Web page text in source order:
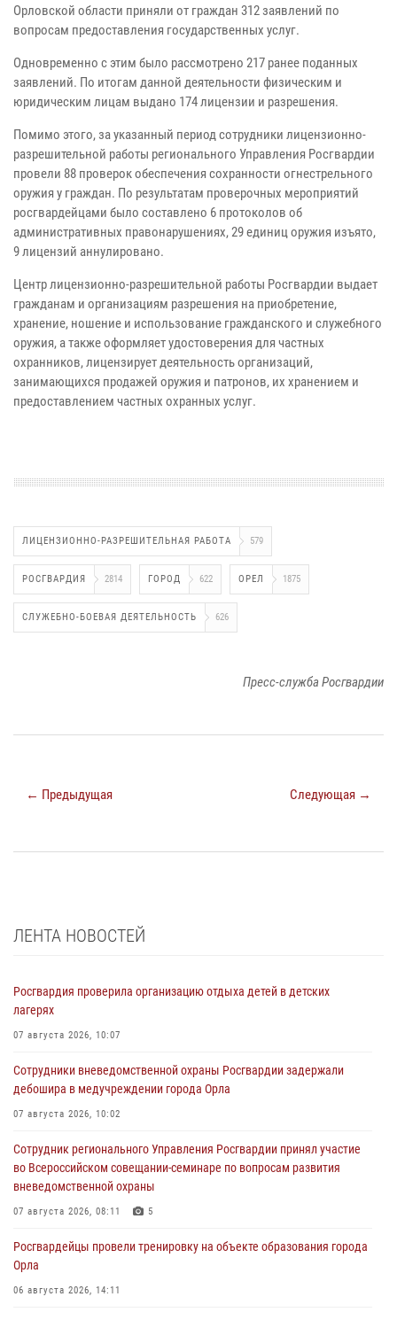
Орловской области приняли от граждан 312 заявлений по
вопросам предоставления государственных услуг.
Одновременно с этим было рассмотрено 217 ранее поданных
заявлений. По итогам данной деятельности физическим и
юридическим лицам выдано 174 лицензии и разрешения.
Помимо этого, за указанный период сотрудники лицензионно-
разрешительной работы регионального Управления Росгвардии
провели 88 проверок обеспечения сохранности огнестрельного
оружия у граждан. По результатам проверочных мероприятий
росгвардейцами было составлено 6 протоколов об
административных правонарушениях, 29 единиц оружия изъято,
9 лицензий аннулировано.
Центр лицензионно-разрешительной работы Росгвардии выдает
гражданам и организациям разрешения на приобретение,
хранение, ношение и использование гражданского и служебного
оружия, а также оформляет удостоверения для частных
охранников, лицензирует деятельность организаций,
занимающихся продажей оружия и патронов, их хранением и
предоставлением частных охранных услуг.
ЛИЦЕНЗИОННО-РАЗРЕШИТЕЛЬНАЯ РАБОТА 579
РОСГВАРДИЯ 2814 ГОРОД 622 ОРЕЛ 1875
СЛУЖЕБНО-БОЕВАЯ ДЕЯТЕЛЬНОСТЬ 626
Пресс-служба Росгвардии
← Предыдущая Следующая →
ЛЕНТА НОВОСТЕЙ
Росгвардия проверила организацию отдыха детей в детских
лагерях
07 августа 2026, 10:07
Сотрудники вневедомственной охраны Росгвардии задержали
дебошира в медучреждении города Орла
07 августа 2026, 10:02
Сотрудник регионального Управления Росгвардии принял участие
во Всероссийском совещании-семинаре по вопросам развития
вневедомственной охраны
07 августа 2026, 08:11 5
Росгвардейцы провели тренировку на объекте образования города
Орла
06 августа 2026, 14:11